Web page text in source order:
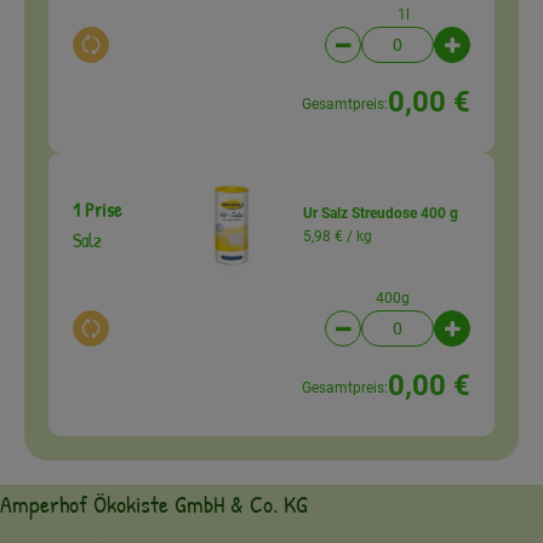
Auswahl ändern
1l
Artikelanzahl
Gesamtpreis:0,00 €
1 Prise
Salz
Auswahl ändern
Ur Salz Streudose 400 g
5,98 € / kg
400g
Artikelanzahl
Gesamtpreis:0,00 €
Amperhof Ökokiste GmbH & Co. KG